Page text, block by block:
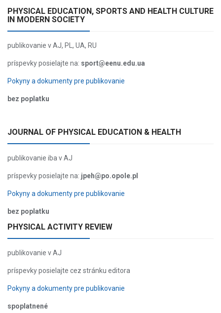
PHYSICAL EDUCATION, SPORTS AND HEALTH CULTURE
IN MODERN SOCIETY
publikovanie v AJ, PL, UA, RU
príspevky posielajte na: sport@eenu.edu.ua
Pokyny a dokumenty pre publikovanie
bez poplatku
JOURNAL OF PHYSICAL EDUCATION & HEALTH
publikovanie iba v AJ
príspevky posielajte na: jpeh@po.opole.pl
Pokyny a dokumenty pre publikovanie
bez poplatku
PHYSICAL ACTIVITY REVIEW
publikovanie v AJ
príspevky posielajte cez stránku editora
Pokyny a dokumenty pre publikovanie
spoplatnené